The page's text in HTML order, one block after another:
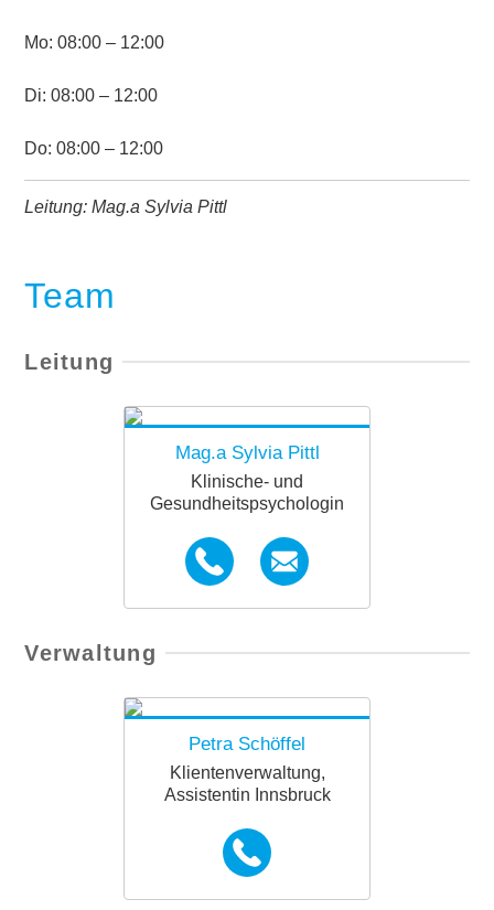
Mo: 08:00 – 12:00
Di: 08:00 – 12:00
Do: 08:00 – 12:00
Leitung: Mag.a Sylvia Pittl
Team
Leitung
Mag.a Sylvia Pittl
Klinische- und
Gesundheitspsychologin
Verwaltung
Petra Schöffel
Klientenverwaltung,
Assistentin Innsbruck